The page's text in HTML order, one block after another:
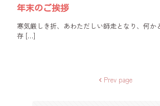
年末のご挨拶
寒気厳しき折、あわただしい師走となり、何か
存 […]
Prev page